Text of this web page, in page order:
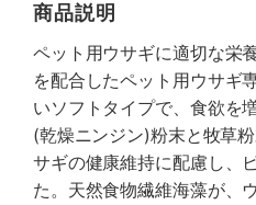
商品説明
ペット用ウサギに適切な栄
を配合したペット用ウサギ
いソフトタイプで、食欲を
(乾燥ニンジン)粉末と牧草
サギの健康維持に配慮し、
た。天然食物繊維海藻が、